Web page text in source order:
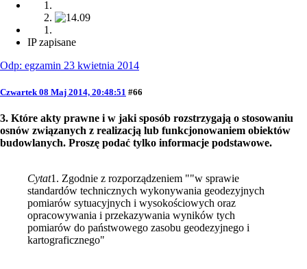
IP zapisane
Odp: egzamin 23 kwietnia 2014
Czwartek 08 Maj 2014, 20:48:51 #66
3. Które akty prawne i w jaki sposób rozstrzygają o stosowaniu
osnów związanych z realizacją lub funkcjonowaniem obiektów
budowlanych. Proszę podać tylko informacje podstawowe.
Cytat1. Zgodnie z rozporządzeniem ""w sprawie
standardów technicznych wykonywania geodezyjnych
pomiarów sytuacyjnych i wysokościowych oraz
opracowywania i przekazywania wyników tych
pomiarów do państwowego zasobu geodezyjnego i
kartograficznego"